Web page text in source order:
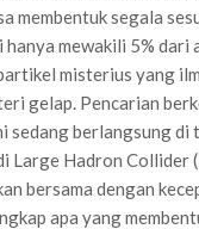
membentuk segala
mewakili 5% dari
misterius yang
gelap. Pencarian
sedang berlangsung di
Large Hadron Collider
bersama dengan
apa yang